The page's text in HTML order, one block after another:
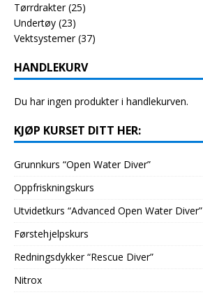
Tørrdrakter (25)
Undertøy (23)
Vektsystemer (37)
HANDLEKURV
Du har ingen produkter i handlekurven.
KJØP KURSET DITT HER:
Grunnkurs “Open Water Diver”
Oppfriskningskurs
Utvidetkurs “Advanced Open Water Diver”
Førstehjelpskurs
Redningsdykker “Rescue Diver”
Nitrox